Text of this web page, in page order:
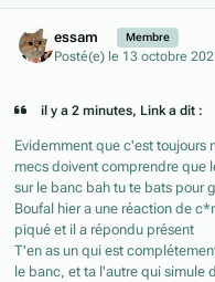
essam Membre
Posté(e) le 13 octobre
il y a 2 minutes, Link a dit :
Evidemment que c'est toujours
mecs doivent comprendre que
sur le banc bah tu te bats pour
Boufal hier a une réaction de
piqué et il a répondu présent
T'en as un qui est
le banc, et ta l'autre qui simule